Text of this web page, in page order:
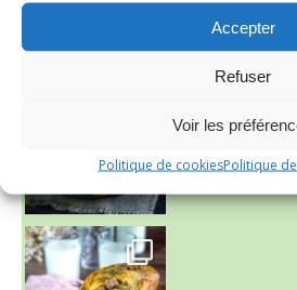
Accepter
Refuser
Voir les
Politique de cookiesPolitique